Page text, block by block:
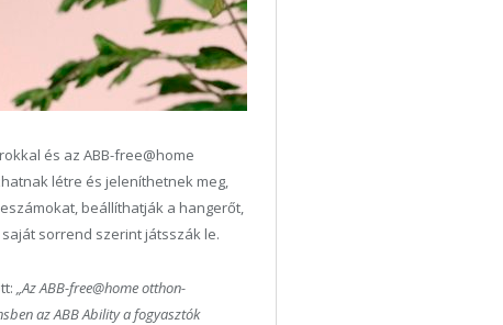
és az ABB-free@home
létre és jeleníthetnek meg,
beállíthatják a hangerőt,
sorrend szerint játsszák le.
„Az ABB-free@home otthon-
az ABB Ability a fogyasztók